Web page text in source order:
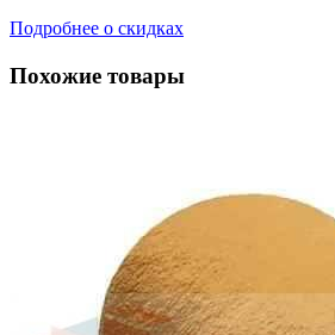
Подробнее о скидках
Похожие товары